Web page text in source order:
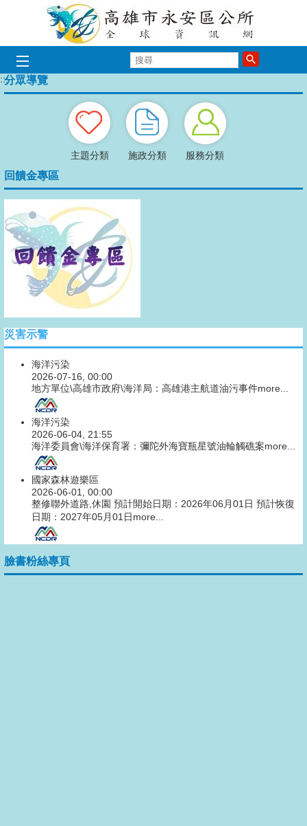
跳到主要內容區塊
尋
歡迎光臨永安
歡迎光臨永
歡迎光臨
歡迎光臨永安區公所
:::分眾導覽
主題分類 施政分類 服務分類
回饋金專區
災害示警
海洋污染
2026-07-16, 00:00
地方單位\高雄市政府\海洋局：高雄港主航道油污事件more...
海洋污染
2026-06-04, 21:55
海洋委員會\海洋保育署：彌陀外海寶瓶星號油輪觸礁案more...
國家森林遊樂區
2026-06-01, 00:00
整修聯外道路,休園 預計開始日期：2026年06月01日 預計恢復
日期：2027年05月01日more...
臉書粉絲專頁